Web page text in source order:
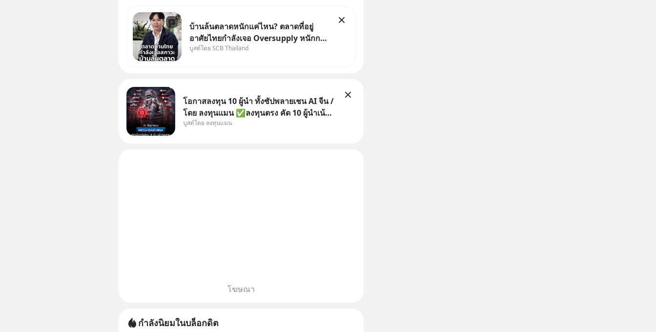
บ้านล้นตลาดหนักแค่ไหน? ตลาดที่อยู่
อาศัยไทยกำลังเจอ Oversupply หนักกว่า
ที่คิด และปัญหานี้อาจไม่ได้จบแค่เรื่อง
บูสต์โดย SCB Thailand
โอกาสลงทุน 10 ผู้นำ ทั้งซัปพลายเชน AI จีน /
โดย ลงทุนแมน ✅ลงทุนตรง คัด 10 ผู้นำเน้น
ๆ ในธีม AI จีน ✅คัดเลือกหุ้นใหม่ 9 ตัว เข้า
บูสต์โดย ลงทุนแมน
โฆษณา
กำลังนิยมในบล็อกดิต